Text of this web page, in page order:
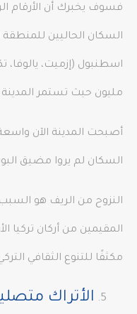
فسوف يخبرك أن الأرقام
السكان الحاليين
مليون حيث تستمر
أصبحت المدينة الآن
السكان لم يروا مضيق
النزوح من الريف هو
المقيمين من أركان تركيا
مكثفًا للتنوع الثقافي
الأتراك